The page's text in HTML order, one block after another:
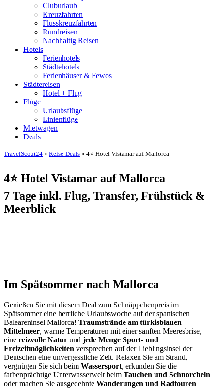
Cluburlaub
Kreuzfahrten
Flusskreuzfahrten
Rundreisen
Nachhaltig Reisen
Hotels
Ferienhotels
Städtehotels
Ferienhäuser & Fewos
Städtereisen
Hotel + Flug
Flüge
Urlaubsflüge
Linienflüge
Mietwagen
Deals
TravelScout24 » Reise-Deals » 4⭐ Hotel Vistamar auf Mallorca
4⭐ Hotel Vistamar auf Mallorca
7 Tage inkl. Flug, Transfer, Frühstück &
Meerblick
Im Spätsommer nach Mallorca
Genießen Sie mit diesem Deal zum Schnäppchenpreis im
Spätsommer eine herrliche Urlaubswoche auf der spanischen
Baleareninsel Mallorca! Traumstrände am türkisblauen
Mittelmeer, warme Temperaturen mit einer sanften Meeresbrise,
eine reizvolle Natur und jede Menge Sport- und
Freizeitmöglichkeiten versprechen auf der Lieblingsinsel der
Deutschen eine unvergessliche Zeit. Relaxen Sie am Strand,
vergnügen Sie sich beim Wassersport, erkunden Sie die
farbenprächtige Unterwasserwelt beim Tauchen und Schnorcheln
oder machen Sie ausgedehnte Wanderungen und Radtouren